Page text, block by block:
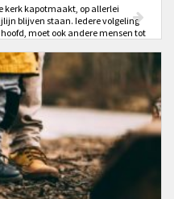
kerk kapotmaakt, op allerlei
blijven staan. Iedere volgeling
moet ook andere mensen tot